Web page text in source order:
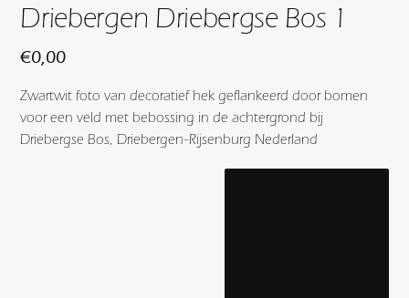
Driebergen Driebergse Bos 1
€0,00
Zwartwit foto van decoratief hek geflankeerd door bomen
voor een veld met bebossing in de achtergrond bij
Driebergse Bos, Driebergen-Rijsenburg Nederland